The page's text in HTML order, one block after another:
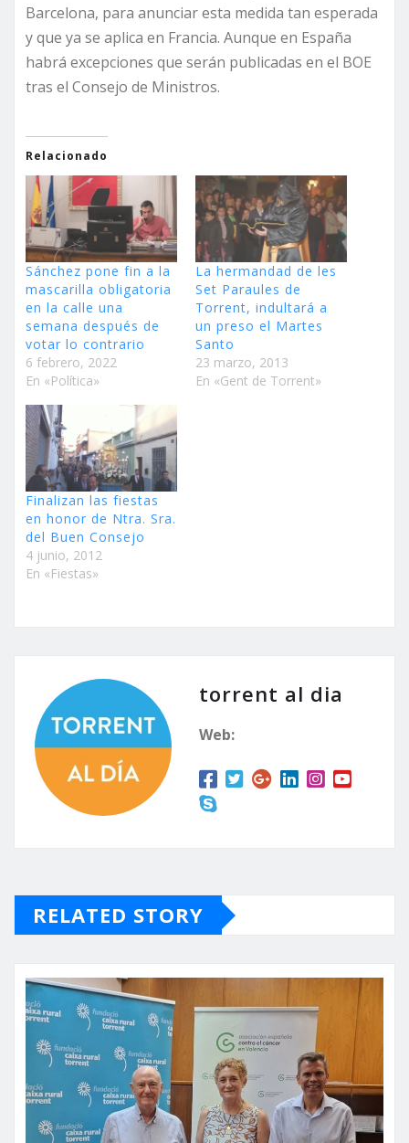
Barcelona, para anunciar esta medida tan esperada
y que ya se aplica en Francia. Aunque en España
habrá excepciones que serán publicadas en el BOE
tras el Consejo de Ministros.
Relacionado
Sánchez pone fin a la
mascarilla obligatoria
en la calle una
semana después de
votar lo contrario
6 febrero, 2022
En «Política»
La hermandad de les
Set Paraules de
Torrent, indultará a
un preso el Martes
Santo
23 marzo, 2013
En «Gent de Torrent»
Finalizan las fiestas
en honor de Ntra. Sra.
del Buen Consejo
4 junio, 2012
En «Fiestas»
torrent al dia
Web:
RELATED STORY